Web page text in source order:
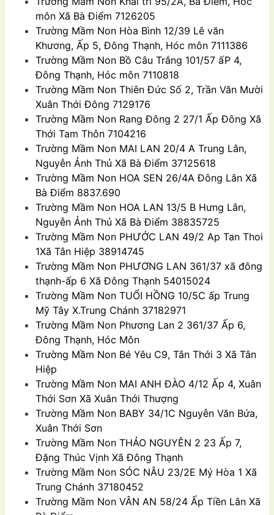
môn Xã Bà Ðiểm 7126205
Trường Mầm Non Hòa Bình 12/39 Lê văn
Khương, Ấp 5, Đông Thạnh, Hóc môn 7111386
Trường Mầm Non Bồ Câu Trắng 101/57 ấP 4,
Đông Thạnh, Hóc môn 7110818
Trường Mầm Non Thiên Đức Số 2, Trần Văn Mười
Xuân Thới Đông 7129176
Trường Mầm Non Rang Đông 2 27/1 Ấp Đông Xã
Thới Tam Thôn 7104216
Trường Mầm Non MAI LAN 20/4 A Trung Lân,
Nguyễn Ảnh Thủ Xã Bà Ðiểm 37125618
Trường Mầm Non HOA SEN 26/4A Đông Lân Xã
Bà Ðiểm 8837.690
Trường Mầm Non HOA LAN 13/5 B Hưng Lân,
Nguyễn Ảnh Thủ Xã Bà Ðiểm 38835725
Trường Mầm Non PHƯỚC LAN 49/2 Ap Tan Thoi
1Xã Tân Hiệp 38914745
Trường Mầm Non PHƯƠNG LAN 361/37 xã đông
thạnh-ấp 6 Xã Ðông Thạnh 54015024
Trường Mầm Non TUỔI HỒNG 10/5C ấp Trung
Mỹ Tây X.Trung Chánh 37182971
Trường Mầm Non Phương Lan 2 361/37 Ấp 6,
Đông Thạnh, Hóc Môn
Trường Mầm Non Bé Yêu C9, Tân Thới 3 Xã Tân
Hiệp
Trường Mầm Non MAI ANH ĐÀO 4/12 Ấp 4, Xuân
Thới Sơn Xã Xuân Thới Thượng
Trường Mầm Non BABY 34/1C Nguyễn Văn Bứa,
Xuân Thới Sơn
Trường Mầm Non THẢO NGUYÊN 2 23 Ấp 7,
Đặng Thúc Vịnh Xã Ðông Thạnh
Trường Mầm Non SÓC NÂU 23/2E Mý Hòa 1 Xã
Trung Chánh 37180452
Trường Mầm Non VÂN AN 58/24 Ấp Tiền Lân Xã